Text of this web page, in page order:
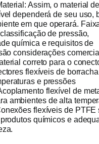
Assim, o material
dependerá de seu uso,
em que operará.
de pressão,
química e requisitos de
considerações
correto para o
flexíveis de borracha
e pressões
flexível de
ambientes de alta
flexíveis de PTFE
químicos e